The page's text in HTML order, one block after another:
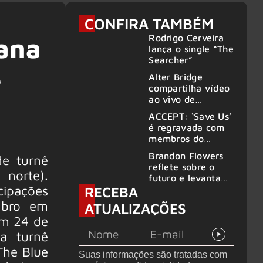
turnê
em
24 de
turnê
Blue
CONFIRA TAMBÉM
Rodrigo Cerveira
lança o single “The
Searcher”
Alter Bridge
compartilha vídeo
ao vivo de
no Rock am Ring
2026
ACCEPT: ‘Save Us’
é regravada com
membros do
GHOST e KORN
Brandon Flowers
reflete sobre o
futuro e levanta
deixar os palcos
RECEBA
ATUALIZAÇÕES
Suas informações são tratadas com